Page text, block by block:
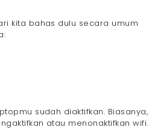
kita bahas dulu secara umum
sudah diaktifkan. Biasanya,
atau menonaktifkan wifi.